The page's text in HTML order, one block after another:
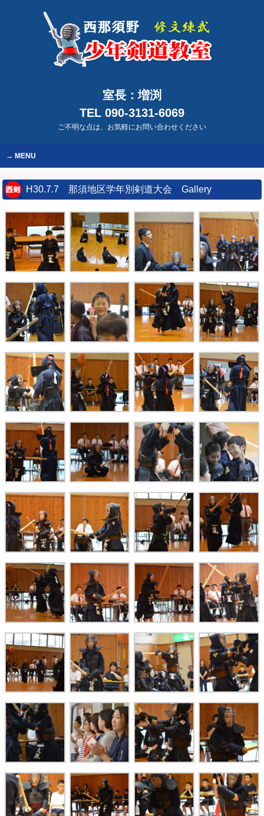
室長：増渕
TEL 090-3131-6069
ご不明な点は、お気軽にお問い合わせください
MENU
H30.7.7 那須地区学年別剣道大会 Gallery